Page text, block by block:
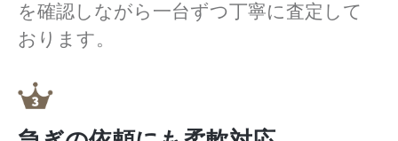
を確認しながら一台ずつ丁寧に査定して
おります。